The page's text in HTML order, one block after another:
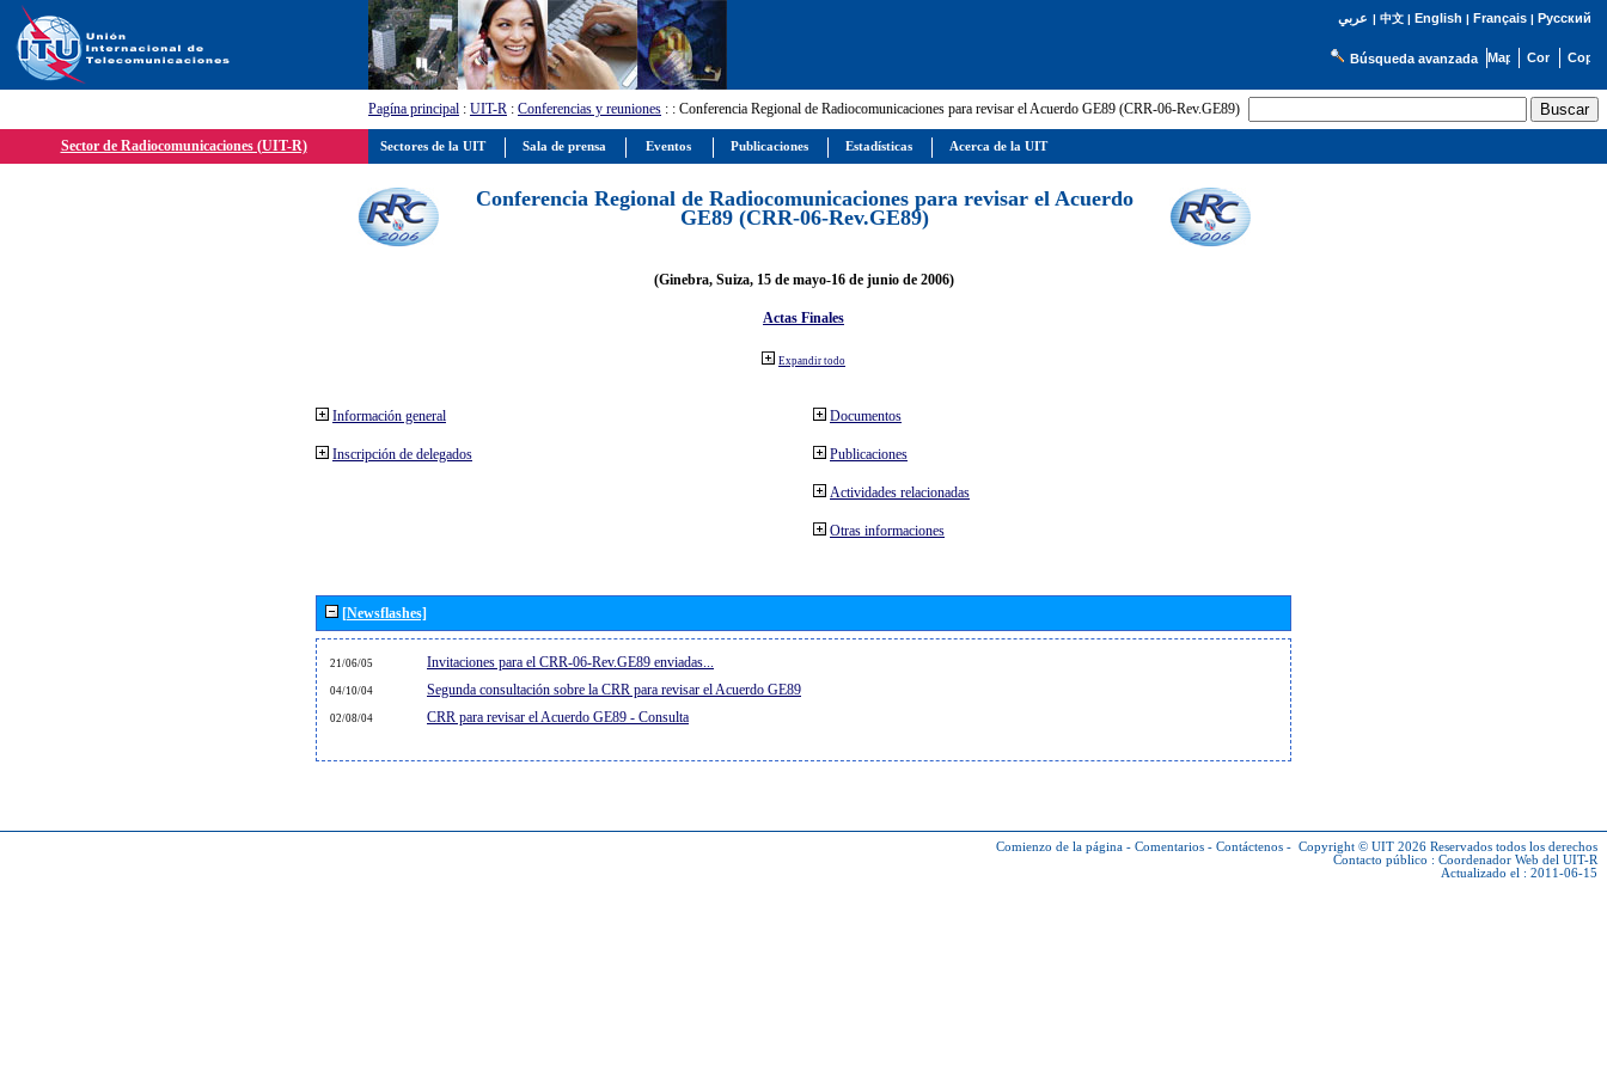
عربي | 中文| English | Français| Русский
Búsqueda avanzada
Pagína principal : UIT-R : Conferencias y reuniones : : Conferencia Regional de Radiocomunicaciones para revisar el Acuerdo GE89 (CRR-06-Rev.GE89)
Sector de Radiocomunicaciones (UIT-R)
Conferencia Regional de Radiocomunicaciones para revisar el Acuerdo
GE89 (CRR-06-Rev.GE89)
(Ginebra, Suiza, 15 de mayo-16 de junio de 2006)
Actas Finales
Expandir todo
Información general
Inscripción de delegados
Documentos
Publicaciones
Actividades relacionadas
Otras informaciones
[Newsflashes]
21/06/05 Invitaciones para el CRR-06-Rev.GE89 enviadas...
04/10/04 Segunda consultación sobre la CRR para revisar el Acuerdo GE89
02/08/04 CRR para revisar el Acuerdo GE89 - Consulta
Comienzo de la página - Comentarios - Contáctenos - Copyright © UIT 2026 Reservados todos los derechos
Contacto público : Coordenador Web del UIT-R
Actualizado el : 2011-06-15
Sectores de la UIT Sala de prensa Eventos Publicaciones Estadísticas Acerca de la UIT